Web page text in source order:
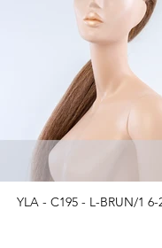
YLA - C195 - L-BRUN/1 6-